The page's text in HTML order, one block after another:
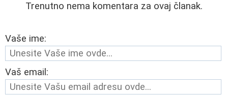
Trenutno nema komentara za ovaj članak.
Vaše ime:
Vaš email: